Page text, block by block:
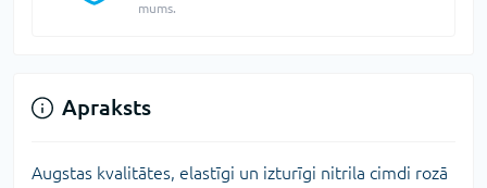
mums.
Apraksts
Augstas kvalitātes, elastīgi un izturīgi nitrila cimdi rozā